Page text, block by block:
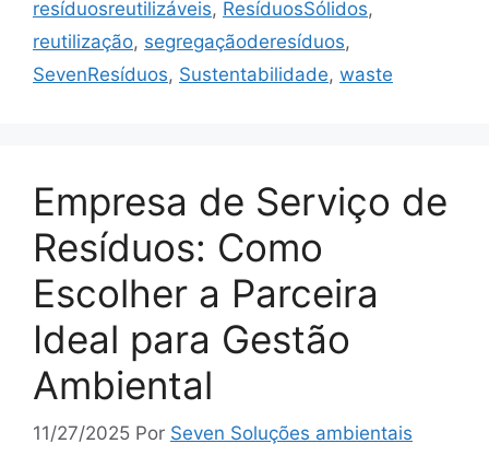
resíduosreutilizáveis, ResíduosSólidos,
reutilização, segregaçãoderesíduos,
SevenResíduos, Sustentabilidade, waste
Empresa de Serviço de
Resíduos: Como
Escolher a Parceira
Ideal para Gestão
Ambiental
11/27/2025 Por Seven Soluções ambientais